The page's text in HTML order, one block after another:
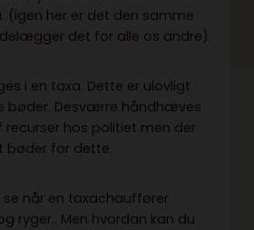
(igen her er det den samme
det for alle os andre)
i en taxa. Dette er ulovligt
bøder. Desværre håndhæves
hos politiet men der
bøder for dette.
når en taxachauffører
ryger.. Men hvordan kan du